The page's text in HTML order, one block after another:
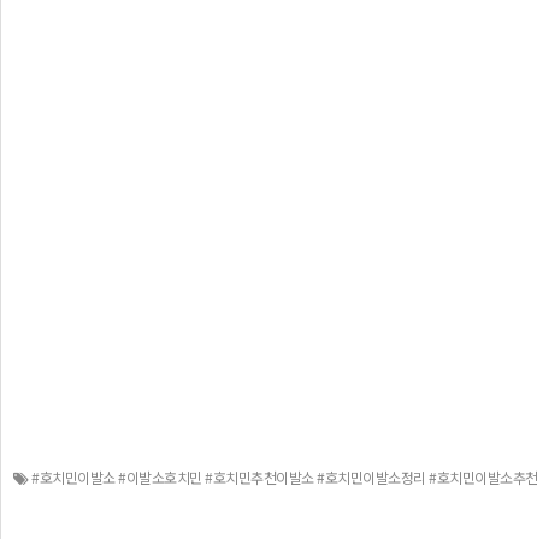
#호치민이발소 #이발소호치민 #호치민추천이발소 #호치민이발소정리 #호치민이발소